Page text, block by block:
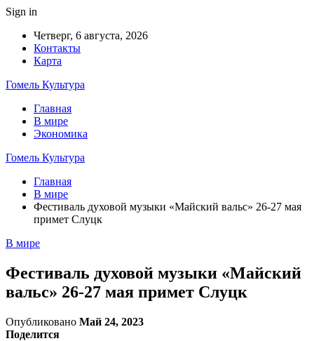
Sign in
Четверг, 6 августа, 2026
Контакты
Карта
Гомель Культура
Главная
В мире
Экономика
Гомель Культура
Главная
В мире
Фестиваль духовой музыки «Майский вальс» 26-27 мая
примет Слуцк
В мире
Фестиваль духовой музыки «Майский
вальс» 26-27 мая примет Слуцк
Опубликовано Май 24, 2023
Поделится